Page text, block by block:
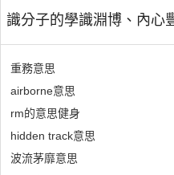
識分子的學識淵博、內心
重務意思
airborne意思
rm的意思健身
hidden track意思
波流茅靡意思